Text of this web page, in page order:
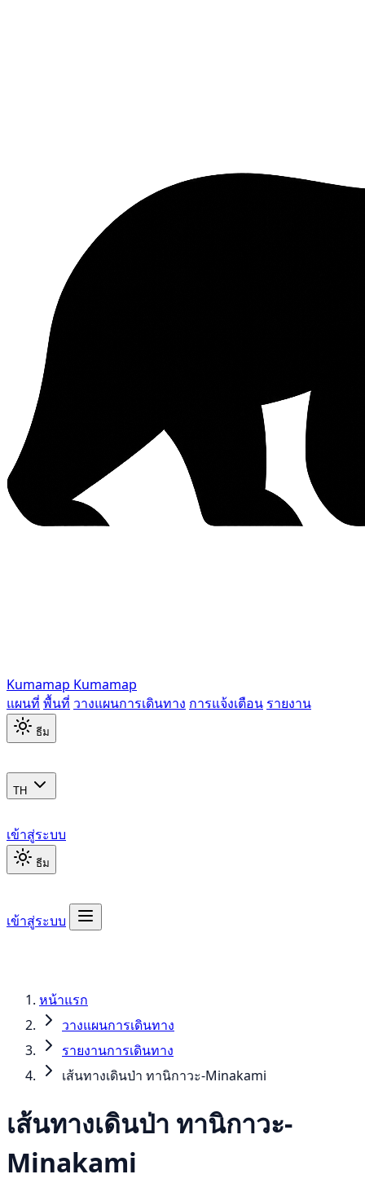
Kumamap Kumamap
แผนที่ พื้นที่ วางแผนการเดินทาง การแจ้งเตือน รายงาน
ธีม
TH
เข้าสู่ระบบ
ธีม
เข้าสู่ระบบ
หน้าแรก
วางแผนการเดินทาง
รายงานการเดินทาง
เส้นทางเดินป่า ทานิกาวะ-Minakami
เส้นทางเดินป่า ทานิกาวะ-
Minakami